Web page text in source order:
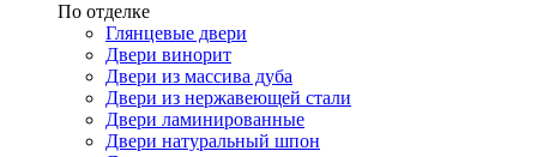
По отделке
Глянцевые двери
Двери винорит
Двери из массива дуба
Двери из нержавеющей стали
Двери ламинированные
Двери натуральный шпон